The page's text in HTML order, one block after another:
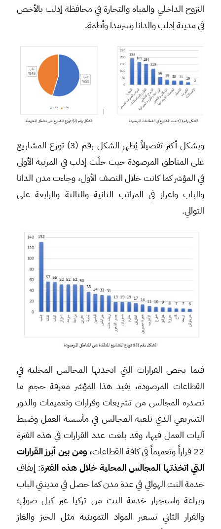
النزوح الداخلي والمياه والتجارة في محافظة إدلب بالأخص
في مدينة إدلب والدانا وسرمدا وأطمة.
وبشكل أكثر تفصيلاً يُظهر الشكل رقم (3) توزع المشاريع
على المناطق المرصودة حيث حلّت إدلب في المرتبة الأولى
في المؤشر كما كانت خلال النصف الأول، وجاءت مدن الدانا
والباب واعزاز في المراتب الثانية والثالثة والرابعة على
التوالي.
فيما يخص القرارات التي اتخذتها المجالس المحلية في
القطاعات المرصودة، يفيد هذا المؤشر معرفة حجم ما
تصدره المجالس من تشريعات وقرارات وتعميمات والدور
التشريعي الذي تلعبه المجالس في مأسسة العمل وضبط
آليات العمل فيها، وقد بلغت عدد القرارات في هذه الفترة
22 قراراً وتعميماً في كافة القطاعات
، ومن بين أبرز القرارات
التي اتخذتها المجالس المحلية خلال هذه الفترة: إيقاف
خدمة النت الهوائي في عدة مدن كما حصل في مدينتي الباب
وبزاعة واستجرار خدمة النت من تركيا عبر كبل ضوئي؛
والقرار الثاني تسعير المواد التموينية مثل الخبز والغاز